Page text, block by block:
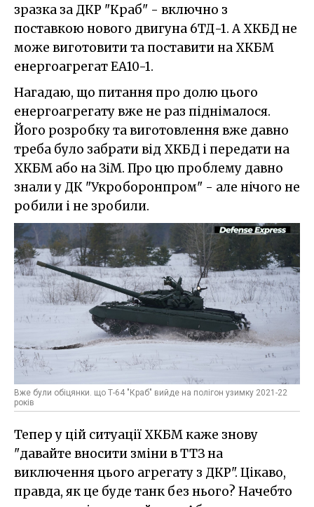
зразка за ДКР "Краб" - включно з
поставкою нового двигуна 6ТД-1. А ХКБД не
може виготовити та поставити на ХКБМ
енергоагрегат ЕА10-1.
Нагадаю, що питання про долю цього
енергоагрегату вже не раз піднімалося.
Його розробку та виготовлення вже давно
треба було забрати від ХКБД і передати на
ХКБМ або на ЗіМ. Про цю проблему давно
знали у ДК "Укроборонпром" - але нічого не
робили і не зробили.
Вже були обіцянки. що Т-64 "Краб" вийде на полігон узимку 2021-22
років
Тепер у цій ситуації ХКБМ каже знову
"давайте вносити зміни в ТТЗ на
виключення цього агрегату з ДКР". Цікаво,
правда, як це буде танк без нього? Начебто